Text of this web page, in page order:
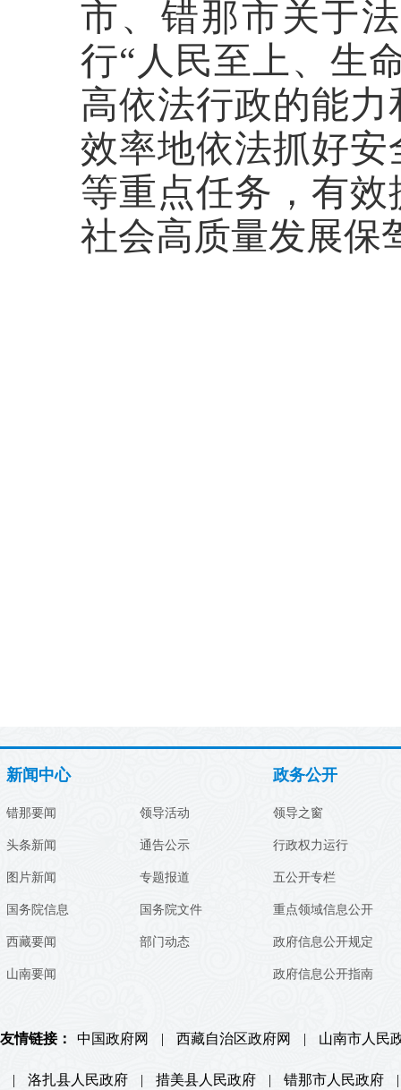
市、 错那市关于
行“人民至上、生
高依法行政的能
效率地依法抓好
等重点任务，有
社会高质量发展保
新闻中心
错那要闻
头条新闻
图片新闻
国务院信息
西藏要闻
山南要闻
领导活动
通告公示
专题报道
国务院文件
部门动态
政务公开
领导之窗
行政权力运行
五公开专栏
重点领域信息公开
政府信息公开规定
政府信息公开指南
友情链接： 中国政府网 | 西藏自治区政府网 | 山南市人民
| 洛扎县人民政府 | 措美县人民政府 | 错那市人民政府 |